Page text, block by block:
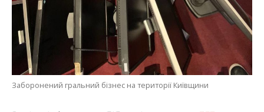
Заборонений гральний бізнес на території Київщини